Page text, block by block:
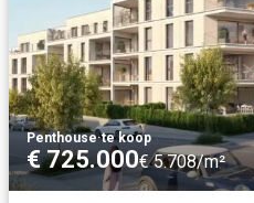
Penthouse·te koop
€ 725.000€ 5.708/m²